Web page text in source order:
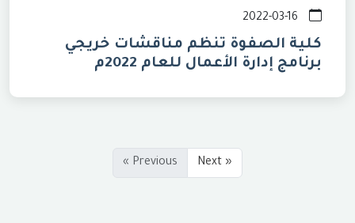
كلية الصفوة تنظم مناقشات خريجي
برنامج إدارة الأعمال للعام 2022م
« Previous Next »